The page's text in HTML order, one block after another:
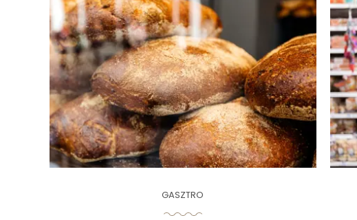
GASZTRO